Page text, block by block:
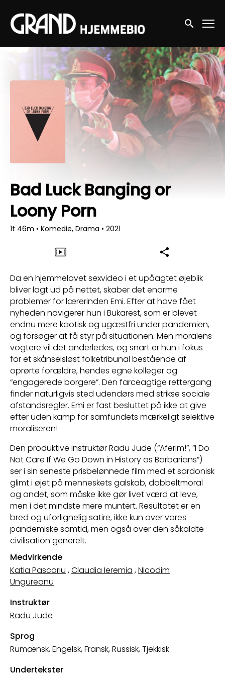
Accessibility Links
Søg nu
Bad Luck Banging or
Loony Porn
1t 46m • Komedie, Drama • 2021
Da en hjemmelavet sexvideo i et upåagtet øjeblik
bliver lagt ud på nettet, skaber det enorme
problemer for lærerinden Emi. Efter at have fået
nyheden navigerer hun i Bukarest, som er blevet
endnu mere kaotisk og ugæstfri under pandemien,
og forsøger at få styr på situationen. Men moralens
vogtere vil det anderledes, og snart er hun i fokus
for et skånselsløst folketribunal bestående af
oprørte forældre, hendes egne kolleger og
“engagerede borgere”. Den farceagtige rettergang
finder naturligvis sted udendørs med strikse sociale
afstandsregler. Emi er fast besluttet på ikke at give
efter uden kamp for samfundets mærkeligt selektive
moraliseren!
Den produktive instruktør Radu Jude (“Aferim!”, “I Do
Not Care If We Go Down in History as Barbarians”)
ser i sin seneste prisbelønnede film med et sardonisk
glimt i øjet på menneskets galskab, dobbeltmoral
og andet, som måske ikke gør livet værd at leve,
men i det mindste mere muntert. Resultatet er en
bred og uforlignelig satire, ikke kun over vores
pandemiske samtid, men også over den såkaldte
civilisation generelt.
Medvirkende
Katia Pascariu ,Claudia Ieremia ,Nicodim
Ungureanu
Instruktør
Radu Jude
Sprog
Rumænsk, Engelsk, Fransk, Russisk, Tjekkisk
Undertekster